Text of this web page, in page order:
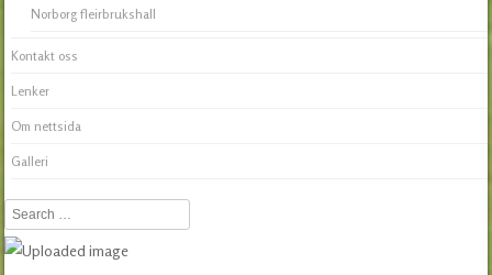
Norborg fleirbrukshall
Kontakt oss
Lenker
Om nettsida
Galleri
Search